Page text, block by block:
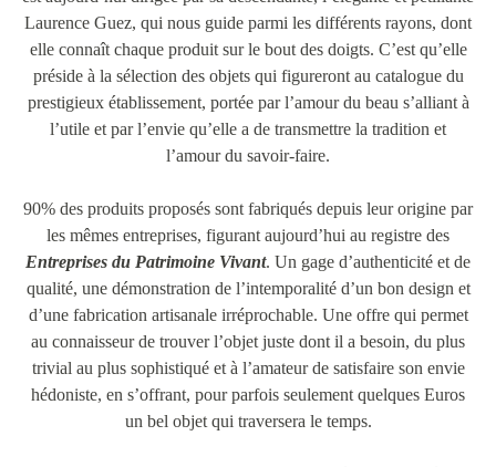
Laurence Guez, qui nous guide parmi les différents rayons, dont
elle connaît chaque produit sur le bout des doigts. C’est qu’elle
préside à la sélection des objets qui figureront au catalogue du
prestigieux établissement, portée par l’amour du beau s’alliant à
l’utile et par l’envie qu’elle a de transmettre la tradition et
l’amour du savoir-faire.
90% des produits proposés sont fabriqués depuis leur origine par
les mêmes entreprises, figurant aujourd’hui au registre des
Entreprises du Patrimoine Vivant. Un gage d’authenticité et de
qualité, une démonstration de l’intemporalité d’un bon design et
d’une fabrication artisanale irréprochable. Une offre qui permet
au connaisseur de trouver l’objet juste dont il a besoin, du plus
trivial au plus sophistiqué et à l’amateur de satisfaire son envie
hédoniste, en s’offrant, pour parfois seulement quelques Euros
un bel objet qui traversera le temps.